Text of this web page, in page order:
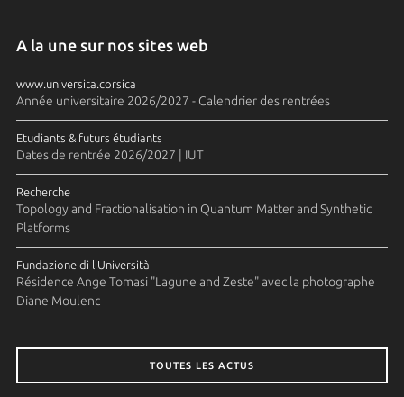
A la une sur nos sites web
www.universita.corsica
Année universitaire 2026/2027 - Calendrier des rentrées
Etudiants & futurs étudiants
Dates de rentrée 2026/2027 | IUT
Recherche
Topology and Fractionalisation in Quantum Matter and Synthetic
Platforms
Fundazione di l'Università
Résidence Ange Tomasi "Lagune and Zeste" avec la photographe
Diane Moulenc
TOUTES LES ACTUS